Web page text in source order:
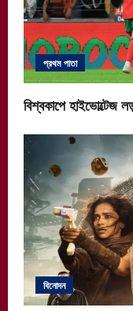
প্রথম পাতা
বিশ্বকাপে হাইভোল্টেজ
বিনোদন